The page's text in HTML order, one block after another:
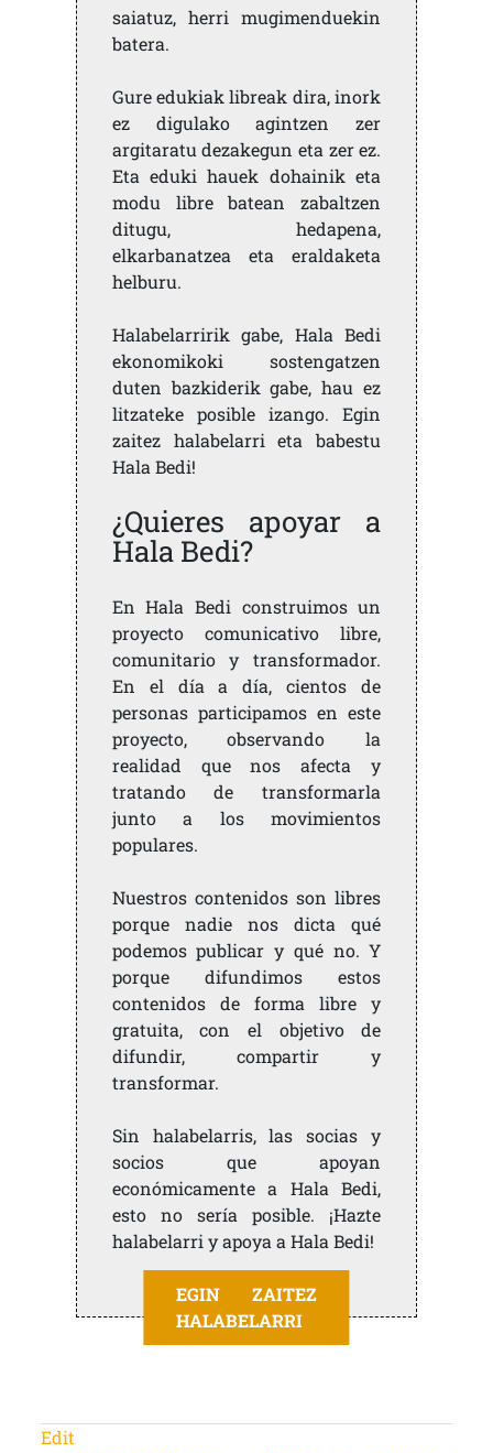
saiatuz, herri mugimenduekin
batera.
Gure edukiak libreak dira, inork
ez digulako agintzen zer
argitaratu dezakegun eta zer ez.
Eta eduki hauek dohainik eta
modu libre batean zabaltzen
ditugu, hedapena,
elkarbanatzea eta eraldaketa
helburu.
Halabelarririk gabe, Hala Bedi
ekonomikoki sostengatzen
duten bazkiderik gabe, hau ez
litzateke posible izango. Egin
zaitez halabelarri eta babestu
Hala Bedi!
¿Quieres apoyar a
Hala Bedi?
En Hala Bedi construimos un
proyecto comunicativo libre,
comunitario y transformador.
En el día a día, cientos de
personas participamos en este
proyecto, observando la
realidad que nos afecta y
tratando de transformarla
junto a los movimientos
populares.
Nuestros contenidos son libres
porque nadie nos dicta qué
podemos publicar y qué no. Y
porque difundimos estos
contenidos de forma libre y
gratuita, con el objetivo de
difundir, compartir y
transformar.
Sin halabelarris, las socias y
socios que apoyan
económicamente a Hala Bedi,
esto no sería posible. ¡Hazte
halabelarri y apoya a Hala Bedi!
EGIN ZAITEZ
HALABELARRI
Edit